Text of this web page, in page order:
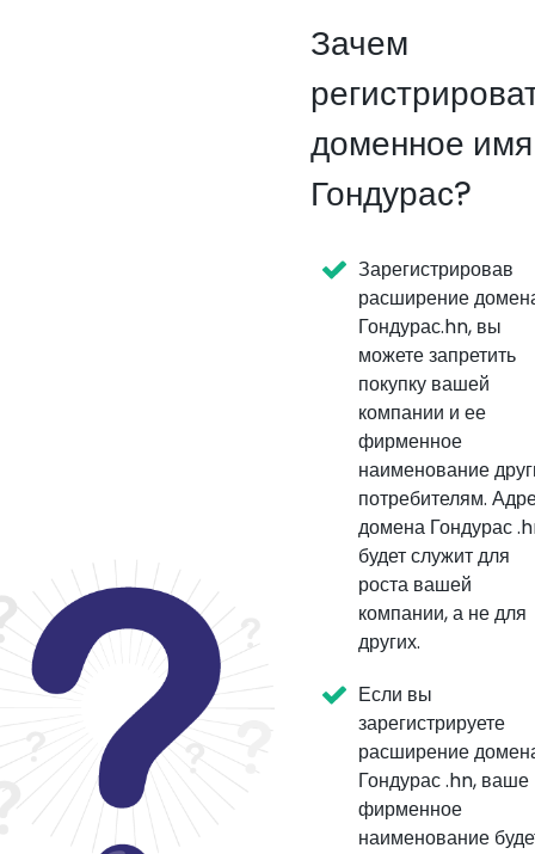
Зачем
доменное
Гондурас?
Зарегистрировав
расширение
Гондурас.hn, вы
можете запретить
покупку вашей
компании и ее
фирменное
наименование
потребителям.
домена Гондурас
будет служит для
роста вашей
компании, а не для
других.
Если вы
зарегистрируете
расширение
Гондурас .hn, ваше
фирменное
наименование